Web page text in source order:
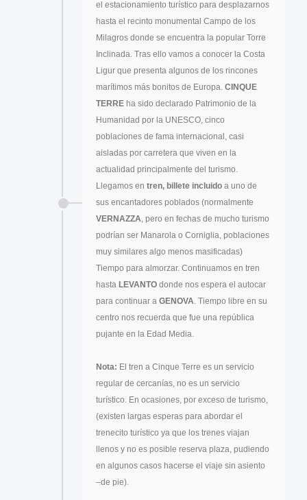
el estacionamiento turístico para desplazarnos
hasta el recinto monumental Campo de los
Milagros donde se encuentra la popular Torre
Inclinada. Tras ello vamos a conocer la Costa
Ligur que presenta algunos de los rincones
marítimos más bonitos de Europa. CINQUE
TERRE ha sido declarado Patrimonio de la
Humanidad por la UNESCO, cinco
poblaciones de fama internacional, casi
aisladas por carretera que viven en la
actualidad principalmente del turismo.
Llegamos en tren, billete incluido a uno de
sus encantadores poblados (normalmente
VERNAZZA , pero en fechas de mucho turismo
podrían ser Manarola o Corniglia, poblaciones
muy similares algo menos masificadas)
Tiempo para almorzar. Continuamos en tren
hasta LEVANTO donde nos espera el autocar
para continuar a GENOVA . Tiempo libre en su
centro nos recuerda que fue una república
pujante en la Edad Media.
Nota: El tren a Cinque Terre es un servicio
regular de cercanías, no es un servicio
turístico. En ocasiones, por exceso de turismo,
(existen largas esperas para abordar el
trenecito turístico ya que los trenes viajan
llenos y no es posible reserva plaza, pudiendo
en algunos casos hacerse el viaje sin asiento
–de pie).